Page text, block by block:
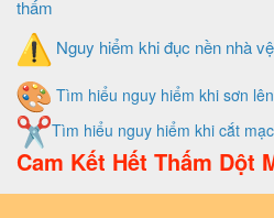
thấm
Nguy hiểm khi đục nền nhà
Tìm hiểu nguy hiểm khi sơn
Tìm hiểu nguy hiểm khi cắt
Cam Kết Hết Thấm Dột